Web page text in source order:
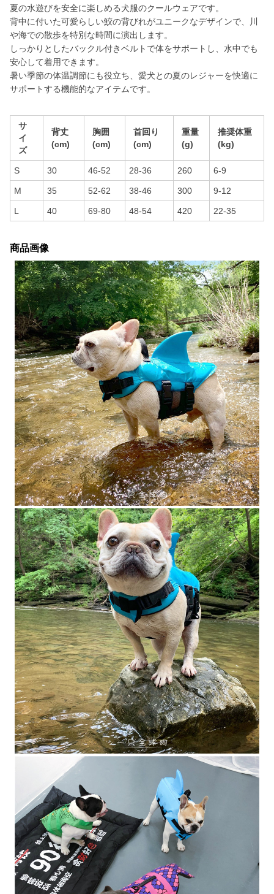
夏の水遊びを安全に楽しめる犬服のクールウェアです。
背中に付いた可愛らしい鮫の背びれがユニークなデザインで、川
や海での散歩を特別な時間に演出します。
しっかりとしたバックル付きベルトで体をサポートし、水中でも
安心して着用できます。
暑い季節の体温調節にも役立ち、愛犬との夏のレジャーを快適に
サポートする機能的なアイテムです。
サ
イ
ズ
背丈
(cm)
胸囲
(cm)
首回り
(cm)
重量
(g)
推奨体重
(kg)
S 30 46-52 28-36 260 6-9
M 35 52-62 38-46 300 9-12
L 40 69-80 48-54 420 22-35
商品画像